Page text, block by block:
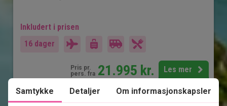
Inkludert i prisen
16 dager
Pris pr.
pers. fra 21.995 kr. Les mer
Samtykke Detaljer Om informasjonskapsler